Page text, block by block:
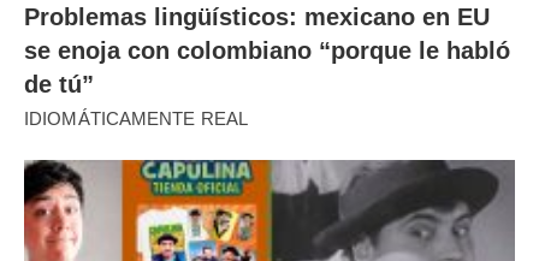
Problemas lingüísticos: mexicano en EU
se enoja con colombiano “porque le habló
de tú”
IDIOMÁTICAMENTE REAL